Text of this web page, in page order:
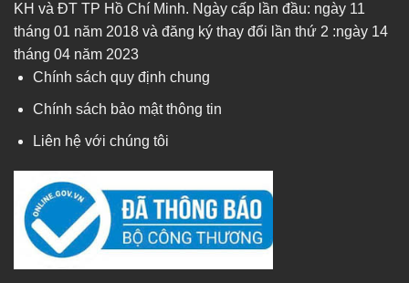
KH và ĐT TP Hồ Chí Minh. Ngày cấp lần đầu: ngày 11
tháng 01 năm 2018 và đăng ký thay đổi lần thứ 2 :ngày 14
tháng 04 năm 2023
Chính sách quy định chung
Chính sách bảo mật thông tin
Liên hệ với chúng tôi